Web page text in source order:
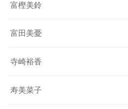
富樫美鈴
富田美憂
寺崎裕香
寿美菜子